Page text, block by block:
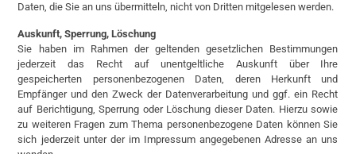
Daten, die Sie an uns übermitteln, nicht von Dritten mitgelesen werden.
Auskunft, Sperrung, Löschung
Sie haben im Rahmen der geltenden gesetzlichen Bestimmungen
jederzeit das Recht auf unentgeltliche Auskunft über Ihre
gespeicherten personenbezogenen Daten, deren Herkunft und
Empfänger und den Zweck der Datenverarbeitung und ggf. ein Recht
auf Berichtigung, Sperrung oder Löschung dieser Daten. Hierzu sowie
zu weiteren Fragen zum Thema personenbezogene Daten können Sie
sich jederzeit unter der im Impressum angegebenen Adresse an uns